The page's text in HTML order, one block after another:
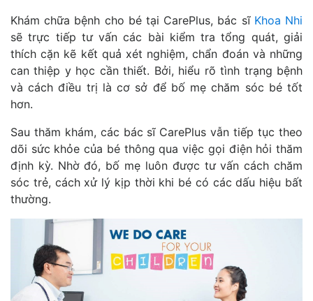
Khám chữa bệnh cho bé tại CarePlus, bác sĩ Khoa Nhi
sẽ trực tiếp tư vấn các bài kiểm tra tổng quát, giải
thích cặn kẽ kết quả xét nghiệm, chẩn đoán và những
can thiệp y học cần thiết. Bởi, hiểu rõ tình trạng bệnh
và cách điều trị là cơ sở để bố mẹ chăm sóc bé tốt
hơn.
Sau thăm khám, các bác sĩ CarePlus vẫn tiếp tục theo
dõi sức khỏe của bé thông qua việc gọi điện hỏi thăm
định kỳ. Nhờ đó, bố mẹ luôn được tư vấn cách chăm
sóc trẻ, cách xử lý kịp thời khi bé có các dấu hiệu bất
thường.